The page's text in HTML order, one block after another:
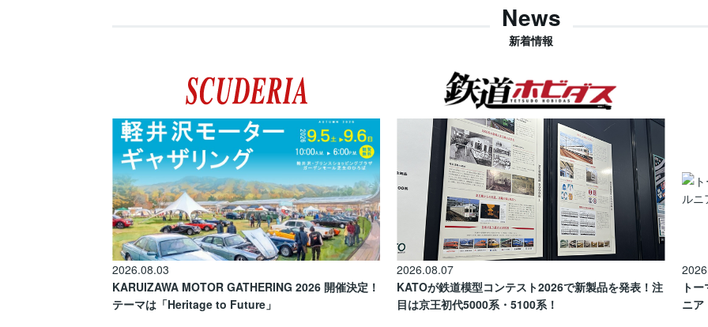
News
新着情報
2026.08.03
KARUIZAWA MOTOR GATHERING 2026 開催決定！
テーマは「Heritage to Future」
2026.08.07
KATOが鉄道模型コンテスト2026で新製品を発表！注
目は京王初代5000系・5100系！
ト
ニア